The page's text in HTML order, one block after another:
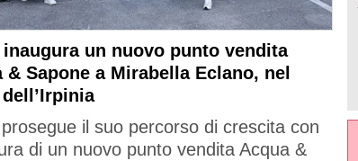
inaugura un nuovo punto vendita
& Sapone a Mirabella Eclano, nel
il suo percorso di crescita con
di un nuovo punto vendita Acqua &